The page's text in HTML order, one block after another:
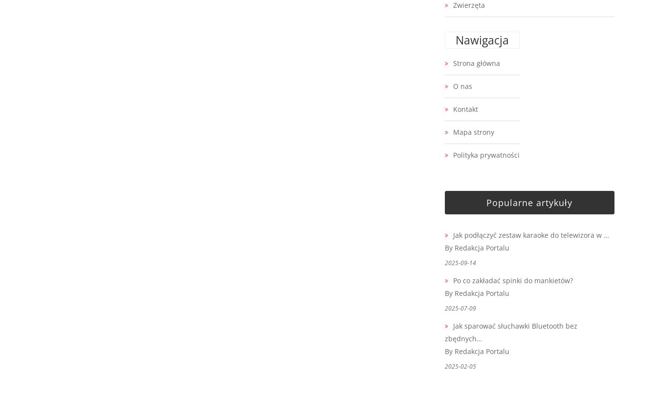
Zwierzęta
Nawigacja
Strona główna
O nas
Kontakt
Mapa strony
Polityka prywatności
Popularne artykuły
Jak podłączyć zestaw karaoke do telewizora w …
By Redakcja Portalu
2025-09-14
Po co zakładać spinki do mankietów?
By Redakcja Portalu
2025-07-09
Jak sparować słuchawki Bluetooth bez
zbędnych…
By Redakcja Portalu
2025-02-05